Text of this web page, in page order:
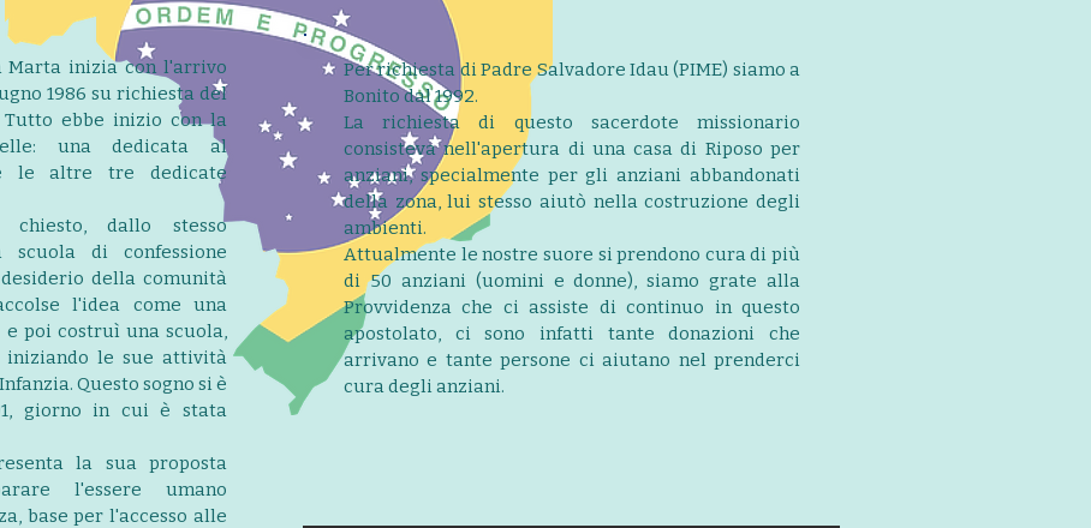
Marta inizia con l'arrivo
1986 su richiesta del
Tutto ebbe inizio con la
una dedicata al
e le altre tre dedicate
chiesto, dallo stesso
di confessione
della comunità
l'idea come una
poi costruì una scuola,
iniziando le sue attività
Questo sogno si è
giorno in cui è stata
la sua proposta
l'essere umano
base per l'accesso alle
Per richiesta di Padre Salvadore Idau (PIME) siamo a
Bonito dal 1992.
La richiesta di questo sacerdote missionario
consisteva nell'apertura di una casa di Riposo per
anziani, specialmente per gli anziani abbandonati
della zona, lui stesso aiutò nella costruzione degli
ambienti.
Attualmente le nostre suore si prendono cura di più
di 50 anziani (uomini e donne), siamo grate alla
Provvidenza che ci assiste di continuo in questo
apostolato, ci sono infatti tante donazioni che
arrivano e tante persone ci aiutano nel prenderci
cura degli anziani.